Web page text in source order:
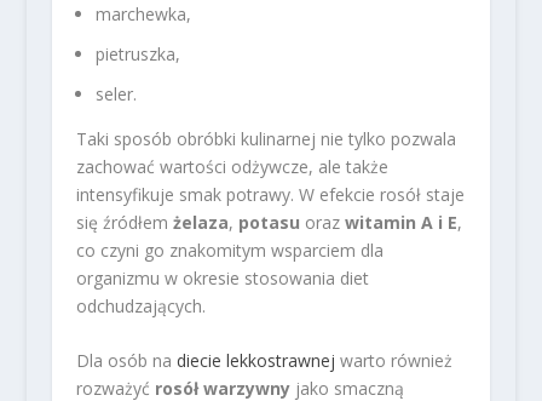
marchewka,
pietruszka,
seler.
Taki sposób obróbki kulinarnej nie tylko pozwala
zachować wartości odżywcze, ale także
intensyfikuje smak potrawy. W efekcie rosół staje
się źródłem żelaza, potasu oraz witamin A i E,
co czyni go znakomitym wsparciem dla
organizmu w okresie stosowania diet
odchudzających.
Dla osób na diecie lekkostrawnej warto również
rozważyć rosół warzywnyjako smaczną